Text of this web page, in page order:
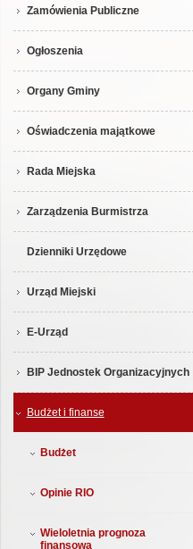
Zamówienia Publiczne
Ogłoszenia
Organy Gminy
Oświadczenia majątkowe
Rada Miejska
Zarządzenia Burmistrza
Dzienniki Urzędowe
Urząd Miejski
E-Urząd
BIP Jednostek Organizacyjnych
Budżet i finanse
Budżet
Opinie RIO
Wieloletnia prognoza
finansowa